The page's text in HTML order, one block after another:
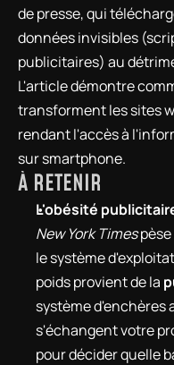
de presse, qui
données invisibles
publicitaires) au
L'article démontre
transforment les sites
rendant l'accès à
sur smartphone.
À RETENIR
L'obésité
New York Times pèse
le système
poids provient de la
système d'enchères
s'échangent votre
pour décider quelle